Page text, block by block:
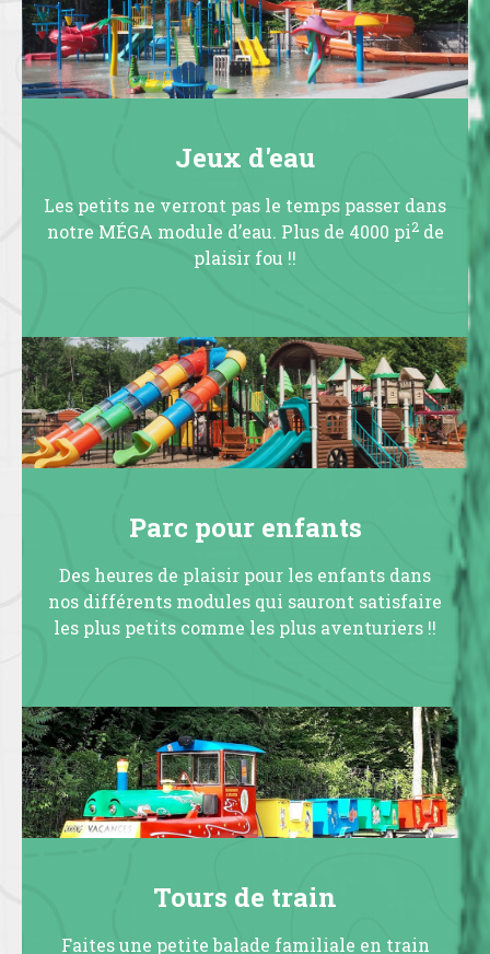
Jeux d'eau
Les petits ne verront pas le temps passer dans
notre MÉGA module d’eau. Plus de 4000 pi2de
plaisir fou !!
Parc pour enfants
Des heures de plaisir pour les enfants dans
nos différents modules qui sauront satisfaire
les plus petits comme les plus aventuriers !!
Tours de train
Faites une petite balade familiale en train